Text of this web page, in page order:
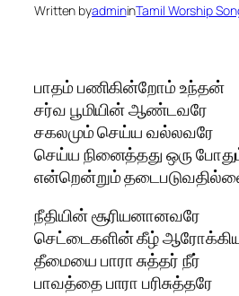
Written byadmininTamil Worship
பாதம் பணிகின்றோம் உந்தன்
சர்வ பூமியின் ஆண்டவரே
சகலமும் செய்ய வல்லவரே
செய்ய நினைத்தது ஒரு
என்றென்றும்
நீதியின் சூரியனானவரே
செட்டைகளின் கீழ்
தீமையை பாரா சுத்தர் நீர்
பாவத்தை பாரா பரிசுத்தரே